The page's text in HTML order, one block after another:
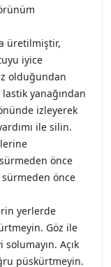
üretilmiştir,
iyice
olduğundan
yanağından
izleyerek
ile silin.
önce
sürmeden önce
yerlerde
Göz ile
Açık
püskürtmeyin.